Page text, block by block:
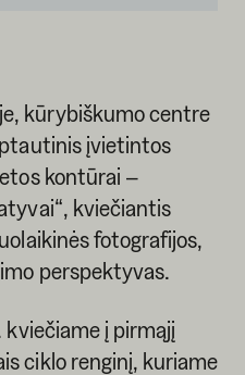
kūrybiškumo centre
įvietintos
kontūrai –
kviečiantis
fotografijos,
perspektyvas.
į pirmąjį
ciklo renginį, kuriame